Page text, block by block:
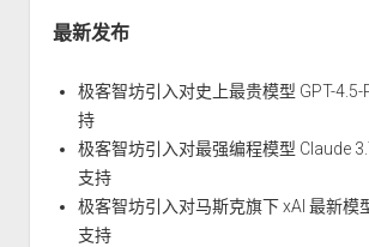
最新发布
极客智坊引入对史上最贵模型 GPT-4.5-
持
极客智坊引入对最强编程模型 Claude
支持
极客智坊引入对马斯克旗下 xAI 最新模
支持